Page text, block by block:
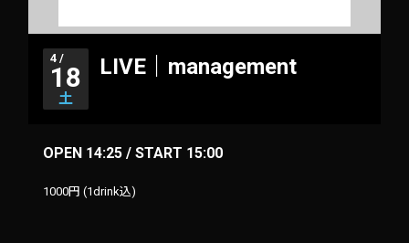
4 /
18
土
LIVE｜management
OPEN 14:25 / START 15:00
1000円 (1drink込)